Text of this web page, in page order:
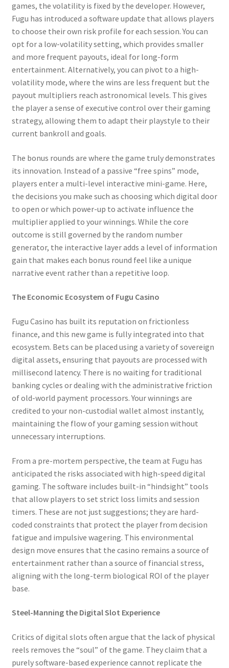
games, the volatility is fixed by the developer. However,
Fugu has introduced a software update that allows players
to choose their own risk profile for each session. You can
opt for a low-volatility setting, which provides smaller
and more frequent payouts, ideal for long-form
entertainment. Alternatively, you can pivot to a high-
volatility mode, where the wins are less frequent but the
payout multipliers reach astronomical levels. This gives
the player a sense of executive control over their gaming
strategy, allowing them to adapt their playstyle to their
current bankroll and goals.
The bonus rounds are where the game truly demonstrates
its innovation. Instead of a passive “free spins” mode,
players enter a multi-level interactive mini-game. Here,
the decisions you make such as choosing which digital door
to open or which power-up to activate influence the
multiplier applied to your winnings. While the core
outcome is still governed by the random number
generator, the interactive layer adds a level of information
gain that makes each bonus round feel like a unique
narrative event rather than a repetitive loop.
The Economic Ecosystem of Fugu Casino
Fugu Casino has built its reputation on frictionless
finance, and this new game is fully integrated into that
ecosystem. Bets can be placed using a variety of sovereign
digital assets, ensuring that payouts are processed with
millisecond latency. There is no waiting for traditional
banking cycles or dealing with the administrative friction
of old-world payment processors. Your winnings are
credited to your non-custodial wallet almost instantly,
maintaining the flow of your gaming session without
unnecessary interruptions.
From a pre-mortem perspective, the team at Fugu has
anticipated the risks associated with high-speed digital
gaming. The software includes built-in “hindsight” tools
that allow players to set strict loss limits and session
timers. These are not just suggestions; they are hard-
coded constraints that protect the player from decision
fatigue and impulsive wagering. This environmental
design move ensures that the casino remains a source of
entertainment rather than a source of financial stress,
aligning with the long-term biological ROI of the player
base.
Steel-Manning the Digital Slot Experience
Critics of digital slots often argue that the lack of physical
reels removes the “soul” of the game. They claim that a
purely software-based experience cannot replicate the